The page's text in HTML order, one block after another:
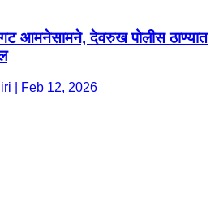
आमनेसामने, देवरुख पोलीस ठाण्यात
| Feb 12, 2026